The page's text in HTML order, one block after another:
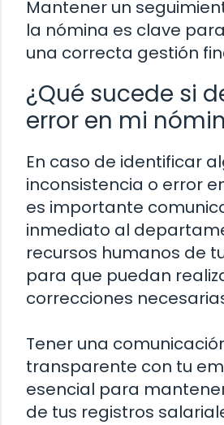
Mantener un
la nómina es clave
una correcta gestión
¿Qué sucede si
error en mi
En caso de identificar
inconsistencia o error
es importante
inmediato al
recursos humanos de
para que puedan
correcciones
Tener una
transparente con tu
esencial para
de tus registros